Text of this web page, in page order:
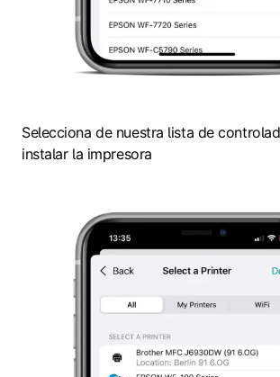
Selecciona de nuestra lista de
instalar la impresora